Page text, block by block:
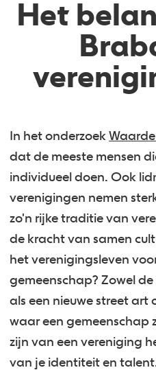
Het
In het onderzoek
dat de meeste mensen
individueel doen. Ook
verenigingen nemen
zo'n rijke traditie van
de kracht van samen
het verenigingsleven
gemeenschap? Zowel
als een nieuwe street art
waar een gemeenschap
zijn van een vereniging
van je identiteit en